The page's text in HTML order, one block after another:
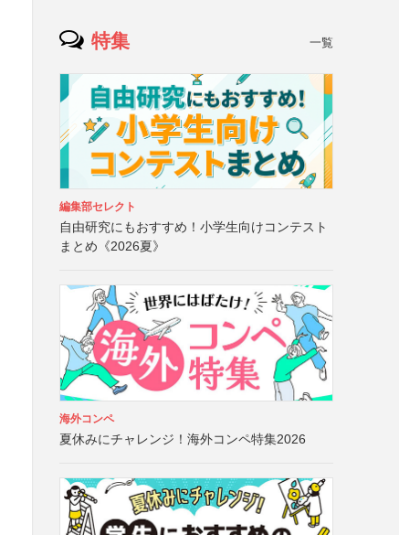
特集 一覧
編集部セレクト
自由研究にもおすすめ！小学生向けコンテスト
まとめ《2026夏》
海外コンペ
夏休みにチャレンジ！海外コンペ特集2026